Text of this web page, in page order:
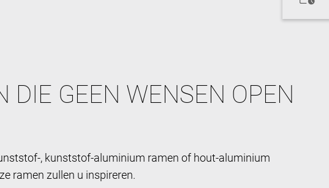
DIE GEEN WENSEN OPEN
, kunststof-aluminium ramen of hout-aluminium
ramen zullen u inspireren.